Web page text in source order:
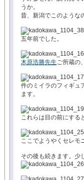
うか。
昔、新潟でこのような
五年前でした。
木原浩勝先生ご所蔵の
件のミイラのフィギュ
ます。
これらは目の前にする
ここでようやくセレモ
その後も続きます。少